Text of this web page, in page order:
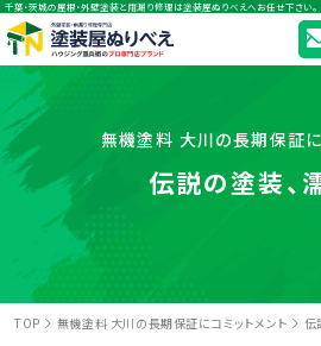
千葉・茨城の屋根・外壁塗装と雨漏り修理は塗装屋ぬりべえへお任せ下さい。
無機塗料 大川の長期保証に
伝説の塗装、
TOP 無機塗料 大川の長期保証にコミットメント 伝